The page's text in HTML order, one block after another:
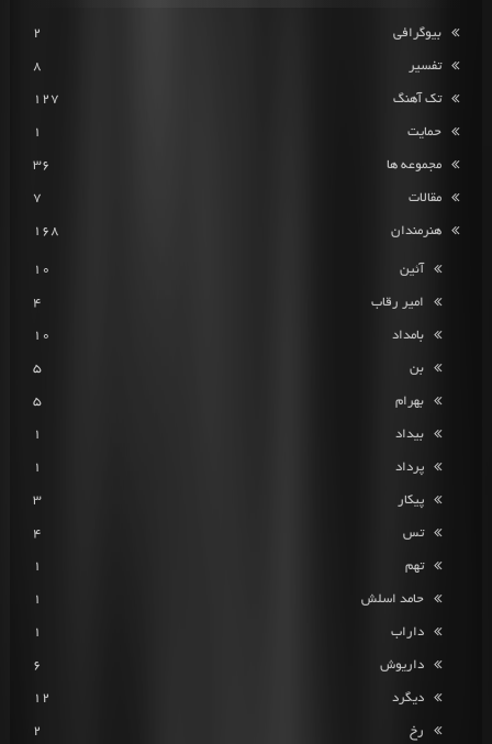
بیوگرافی 2
تفسیر 8
تک آهنگ 127
حمایت 1
مجموعه ها 36
مقالات 7
هنرمندان 168
آئین 10
امیر رقاب 4
بامداد 10
بن 5
بهرام 5
بیداد 1
پرداد 1
پیکار 3
تس 4
تهم 1
حامد اسلش 1
داراب 1
داریوش 6
دیگرد 12
رخ 2